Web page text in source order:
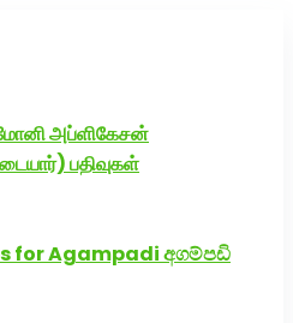
அப்ளிகேசன்
பதிவுகள்
for Agampadi අගම්පඩි
அகமுடையார்மேட்ரி-